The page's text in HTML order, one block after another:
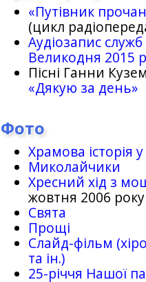
«Путівник
(цикл
Аудіозапис
Великодня 2015
Пісні Ганни
«Дякую за день»
Фото
Храмова історія
Миколайчики
Хресний хід з
жовтня 2006 року
Свята
Прощі
Слайд-фільм
та ін.)
25-рiччя Нашої